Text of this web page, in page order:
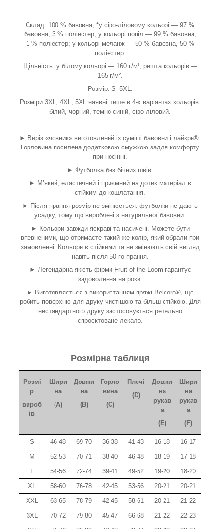
Склад: 100 % бавовна; *у сіро-ліловому кольорі — 97 %
бавовна, 3 % поліестер; у кольорі попіл — 99 % бавовна,
1 % поліестер; у кольорі меланж — 50 % бавовна, 50 %
поліестер.
Щільність: у білому кольорі — 160 г/м², решта кольорів —
165 г/м².
Розмір: S–5XL.
Розміри 3XL, 4XL, 5XL наявні лише в 4-х варіантах кольорів:
білий, чорний, темно-синій, сіро-ліловий.
► Виріз «човник» виготовлений із суміші бавовни і лайкри®
Горловина посилена додатковою смужкою задля комфорту
при носінні.
► Футболка без бічних швів.
► М’який, еластичний і приємний на дотик матеріал є
стійким до кошлатання.
► Після прання розмір не змінюється: футболки не дають
усадку, тому що вироблені з натуральної бавовни.
► Кольори завжди яскраві та насичені. Можете бути
впевненими, що отримаєте такий же колір, який обрали при
замовленні. Кольори є стійкими та не змінюють свій вигляд
навіть після 50-го прання.
► Легендарна якість фірми Fruit of the Loom гарантує
задоволення на роки.
► Виготовляється з використанням пряжі Belcoro® , що
робить поверхню для друку чистішою та більш стійкою. Для
нестандартного друку застосовується ретельно
спроєктоване лекало.
Розмірна таблиця
Розмі
р
вироб
ів
Шири
на
(A)
Довжи
на
(B)
Горло
вина
(C)
Плечі
(D)
Довжи
на
рукав
а
(E)
Шири
на
рукав
а
(F)
S 46-48 69-70 36-38 41-43 16-18
16-17
M
52-53 70-71 38-40 46-48 18-19
17-18
L
54-56 72-74 39-41 49-52 19-20
18-20
XL
58-60 76-78 42-45 53-56 20-21
20-21
XXL
63-65 78-79 42-45 58-61 20-21
21-22
3XL
70-72 79-80 45-47 66-68 21-22
22-23